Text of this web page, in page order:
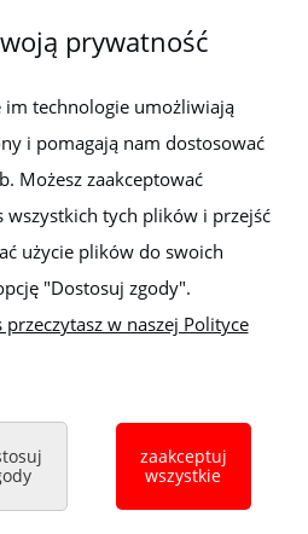
być na bieżąco z nowościami i
1, 35-103 Rzeszów
49 +48 668 191 214
prywatność
technologie umożliwiają
i pomagają nam dostosować
Możesz zaakceptować
wszystkich tych plików i przejść
użycie plików do swoich
"Dostosuj zgody".
w naszej Polityce
zaakceptuj
wszystkie